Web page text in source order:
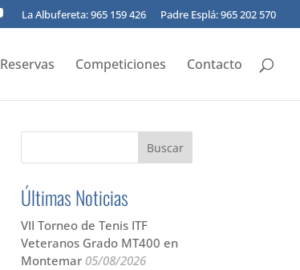
La Albufereta: 965 159 426 Padre Esplá: 965 202 570
Reservas Competiciones Contacto
Últimas Noticias
VII Torneo de Tenis ITF
Veteranos Grado MT400 en
Montemar 05/08/2026